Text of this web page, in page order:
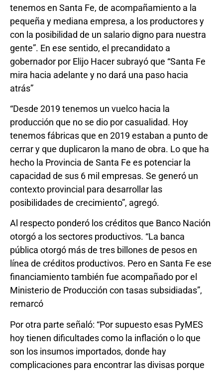
tenemos en Santa Fe, de acompañamiento a la
pequeña y mediana empresa, a los productores y
con la posibilidad de un salario digno para nuestra
gente”. En ese sentido, el precandidato a
gobernador por Elijo Hacer subrayó que “Santa Fe
mira hacia adelante y no dará una paso hacia
atrás”
“Desde 2019 tenemos un vuelco hacia la
producción que no se dio por casualidad. Hoy
tenemos fábricas que en 2019 estaban a punto de
cerrar y que duplicaron la mano de obra. Lo que ha
hecho la Provincia de Santa Fe es potenciar la
capacidad de sus 6 mil empresas. Se generó un
contexto provincial para desarrollar las
posibilidades de crecimiento”, agregó.
Al respecto ponderó los créditos que Banco Nación
otorgó a los sectores productivos. “La banca
pública otorgó más de tres billones de pesos en
línea de créditos productivos. Pero en Santa Fe ese
financiamiento también fue acompañado por el
Ministerio de Producción con tasas subsidiadas”,
remarcó
Por otra parte señaló: “Por supuesto esas PyMES
hoy tienen dificultades como la inflación o lo que
son los insumos importados, donde hay
complicaciones para encontrar las divisas porque